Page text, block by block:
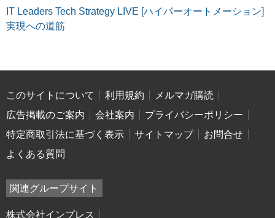
IT Leaders Tech Strategy LIVE [ハイパーオートメーション]
実現への道筋
このサイトについて 利用規約
メルマガ購読
広告掲載のご案内
会社案内
プライバシーポリシー
特定商取引法に基づく表示
サイトマップ
お問合せ
よくある質問
関連グループサイト
株式会社インプレス